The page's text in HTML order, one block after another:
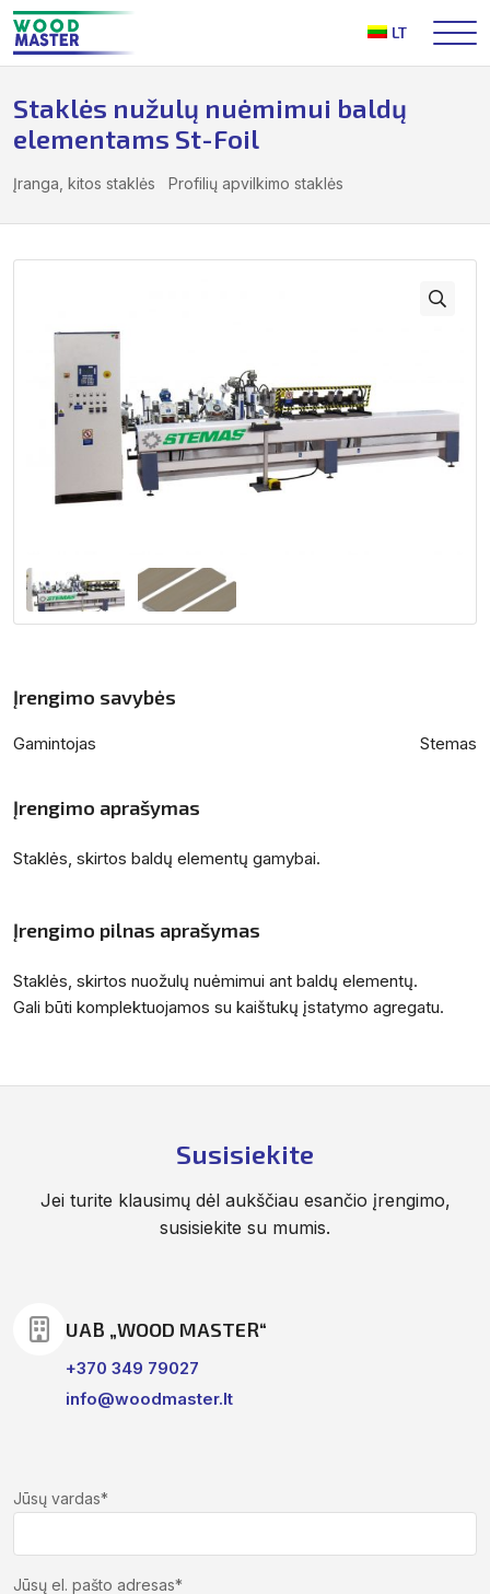
turinį
LT
Staklės nužulų nuėmimui baldų
elementams St-Foil
Įranga, kitos staklės Profilių apvilkimo staklės
Įrengimo savybės
Gamintojas Stemas
Įrengimo aprašymas
Staklės, skirtos baldų elementų gamybai.
Įrengimo pilnas aprašymas
Staklės, skirtos nuožulų nuėmimui ant baldų elementų.
Gali būti komplektuojamos su kaištukų įstatymo agregatu.
Susisiekite
Jei turite klausimų dėl aukščiau esančio įrengimo,
susisiekite su mumis.
UAB „WOOD MASTER“
+370 349 79027
info@woodmaster.lt
Jūsų vardas*
Jūsų el. pašto adresas*